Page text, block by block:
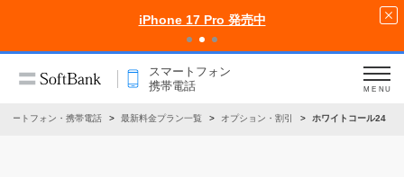
iPhone 17 Pro 発売中
スマートフォン
携帯電話
MENU
マートフォン・携帯電話 最新料金プラン一覧 オプション・割引 ホワイトコール24